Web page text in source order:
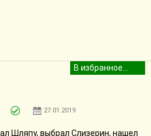
27.01.2019
Шляпу, выбрал Слизерин, нашел